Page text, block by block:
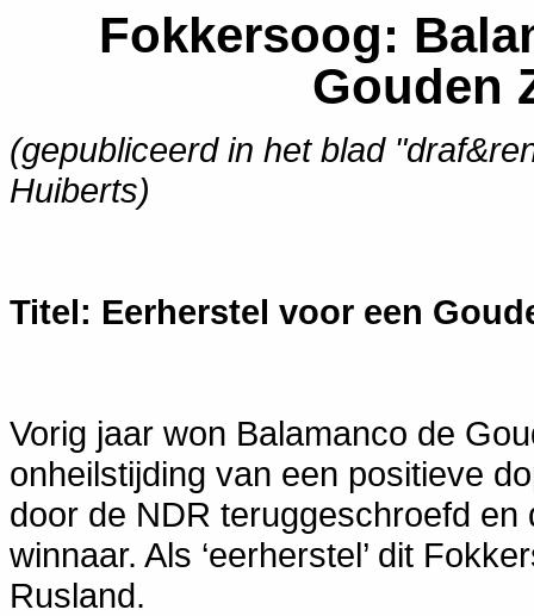
Fokkersoog:
Gouden
(gepubliceerd in het blad
Huiberts)
Titel: Eerherstel voor een
Vorig jaar won Balamanco de
onheilstijding van een positieve
door de NDR teruggeschroefd
winnaar. Als ‘eerherstel’ dit
Rusland.